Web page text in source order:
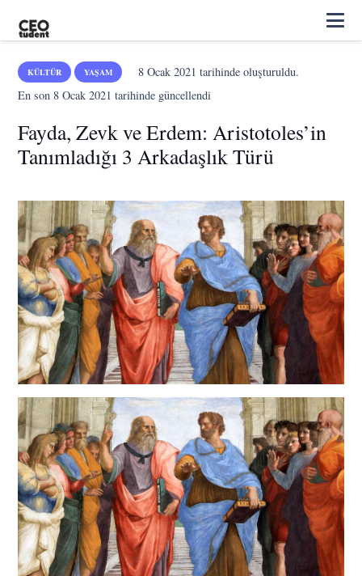
KÜLTÜR YAŞAM 8 Ocak 2021 tarihinde oluşturuldu.
En son8 Ocak 2021 tarihinde güncellendi
Fayda, Zevk ve Erdem: Aristotoles’in
Tanımladığı 3 Arkadaşlık Türü